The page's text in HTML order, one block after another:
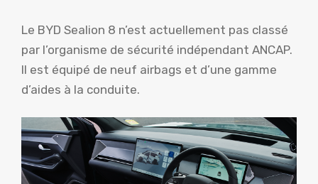
Le BYD Sealion 8 n’est actuellement pas classé
par l’organisme de sécurité indépendant ANCAP.
Il est équipé de neuf airbags et d’une gamme
d’aides à la conduite.